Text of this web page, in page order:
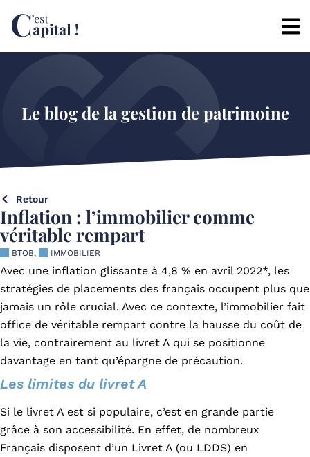
Le blog de la gestion de patrimoine
Retour
Inflation : l’immobilier comme
véritable rempart
BTOB, IMMOBILIER
Avec une inflation glissante à 4,8 % en avril 2022*, les
stratégies de placements des français occupent plus que
jamais un rôle crucial. Avec ce contexte, l’immobilier fait
office de véritable rempart contre la hausse du coût de
la vie, contrairement au livret A qui se positionne
davantage en tant qu’épargne de précaution.
Les limites du livret A
Si le livret A est si populaire, c’est en grande partie
grâce à son accessibilité. En effet, de nombreux
Français disposent d’un Livret A (ou LDDS) en